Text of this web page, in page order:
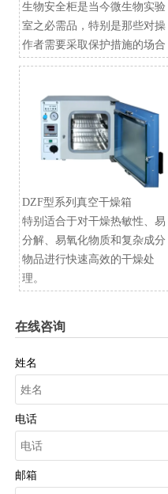
生物安全柜是当今微生物实验
室之必需品，特别是那些对操
作者需要采取保护措施的场合
DZF型系列真空干燥箱
特别适合于对干燥热敏性、易
分解、易氧化物质和复杂成分
物品进行快速高效的干燥处
理。
在线咨询
姓名
电话
邮箱